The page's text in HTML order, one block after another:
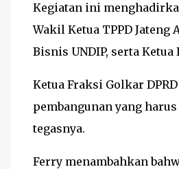
Kegiatan ini
Wakil Ketua TPPD Jateng
Bisnis UNDIP, serta Ketua
Ketua Fraksi Golkar
pembangunan yang
tegasnya.
Ferry menambahkan